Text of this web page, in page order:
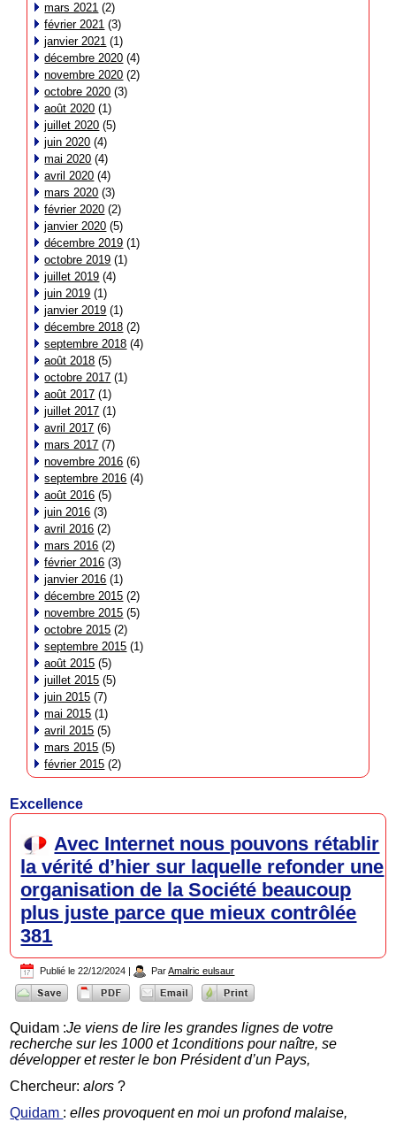
mars 2021 (2)
février 2021 (3)
janvier 2021 (1)
décembre 2020 (4)
novembre 2020 (2)
octobre 2020 (3)
août 2020 (1)
juillet 2020 (5)
juin 2020 (4)
mai 2020 (4)
avril 2020 (4)
mars 2020 (3)
février 2020 (2)
janvier 2020 (5)
décembre 2019 (1)
octobre 2019 (1)
juillet 2019 (4)
juin 2019 (1)
janvier 2019 (1)
décembre 2018 (2)
septembre 2018 (4)
août 2018 (5)
octobre 2017 (1)
août 2017 (1)
juillet 2017 (1)
avril 2017 (6)
mars 2017 (7)
novembre 2016 (6)
septembre 2016 (4)
août 2016 (5)
juin 2016 (3)
avril 2016 (2)
mars 2016 (2)
février 2016 (3)
janvier 2016 (1)
décembre 2015 (2)
novembre 2015 (5)
octobre 2015 (2)
septembre 2015 (1)
août 2015 (5)
juillet 2015 (5)
juin 2015 (7)
mai 2015 (1)
avril 2015 (5)
mars 2015 (5)
février 2015 (2)
Excellence
Avec Internet nous pouvons rétablir
la vérité d’hier sur laquelle refonder une
organisation de la Société beaucoup
plus juste parce que mieux contrôlée
381
Publié le 22/12/2024 | Par Amalric eulsaur
Quidam :Je viens de lire les grandes lignes de votre
recherche sur les 1000 et 1conditions pour naître, se
développer et rester le bon Président d’un Pays,
Chercheur:alors ?
Quidam :elles provoquent en moi un profond malaise,